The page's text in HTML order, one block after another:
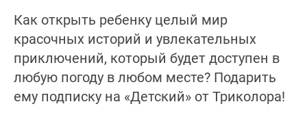
Как открыть ребенку целый мир
красочных историй и увлекательных
приключений, который будет доступен в
любую погоду в любом месте? Подарить
ему подписку на «Детский» от Триколора!